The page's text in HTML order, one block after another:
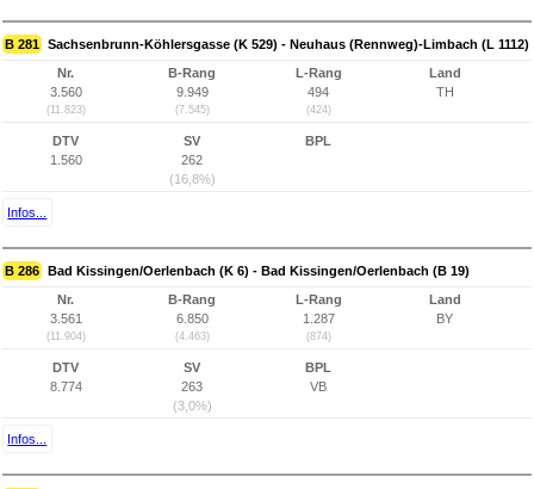
B 281 Sachsenbrunn-Köhlersgasse (K 529) - Neuhaus (Rennweg)-Limbach (L 1112)
Nr.
3.560
(11.823)
B-Rang
9.949
(7.545)
L-Rang
494
(424)
Land
TH
DTV
1.560
SV
262
(16,8%)
BPL
Infos...
B 286 Bad Kissingen/Oerlenbach (K 6) - Bad Kissingen/Oerlenbach (B 19)
Nr.
3.561
(11.904)
B-Rang
6.850
(4.463)
L-Rang
1.287
(874)
Land
BY
DTV
8.774
SV
263
(3,0%)
BPL
VB
Infos...